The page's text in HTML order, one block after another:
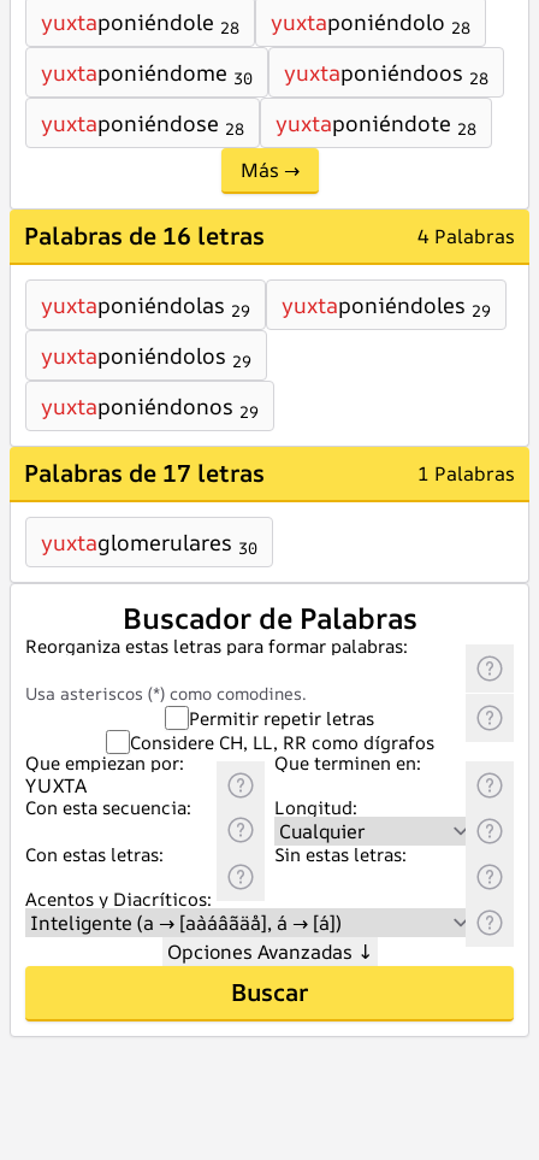
yuxtaponiéndole 28 yuxtaponiéndolo 28
yuxtaponiéndome 30 yuxtaponiéndoos 28
yuxtaponiéndose 28 yuxtaponiéndote 28
Más →
Palabras de 16 letras 4 Palabras
yuxtaponiéndolas 29 yuxtaponiéndoles 29
yuxtaponiéndolos 29
yuxtaponiéndonos 29
Palabras de 17 letras 1 Palabras
yuxtaglomerulares 30
Buscador de Palabras
Reorganiza estas letras para formar palabras:
Usa asteriscos (*) como comodines.
Permitir repetir letras
Considere CH, LL, RR como dígrafos
Que empiezan por:
Que terminen en:
Con esta secuencia:
Longitud:
Con estas letras:
Sin estas letras:
Acentos y Diacríticos:
Opciones Avanzadas ↓
Buscar